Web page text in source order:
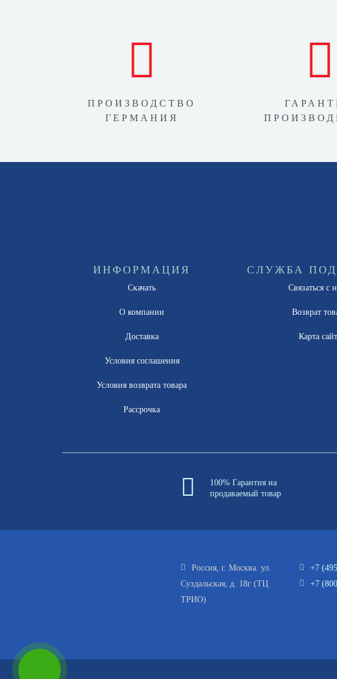
ПРОИЗВОДСТВО
ГЕРМАНИЯ
ИНФОРМАЦИЯ
Скачать
О компании
Доставка
Условия соглашения
Условия возврата товара
Рассрочка
СЛУЖБА
Связаться с
Возврат
Карта
100% Гарантия на
продаваемый товар
Россия, г. Москва. ул.
Суздальская, д. 18г (ТЦ
ТРИО)
+7
+7